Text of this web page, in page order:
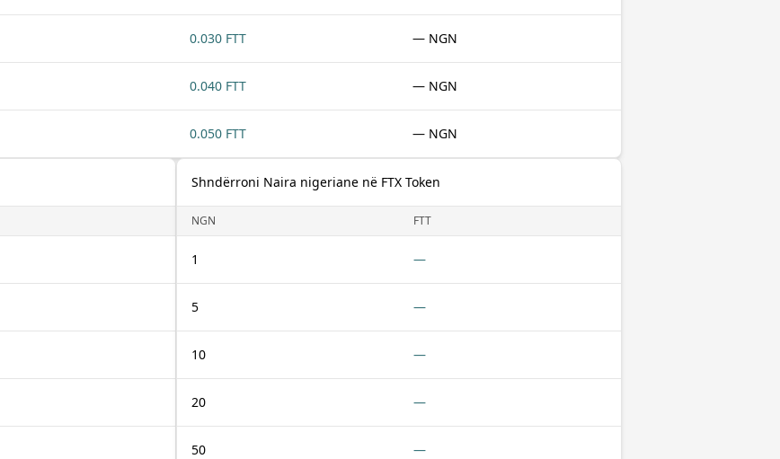
0.030 FTT — NGN
0.040 FTT — NGN
0.050 FTT — NGN
Shndërroni Naira nigeriane në FTX Token
NGN FTT
1 —
5 —
10 —
20 —
50 —